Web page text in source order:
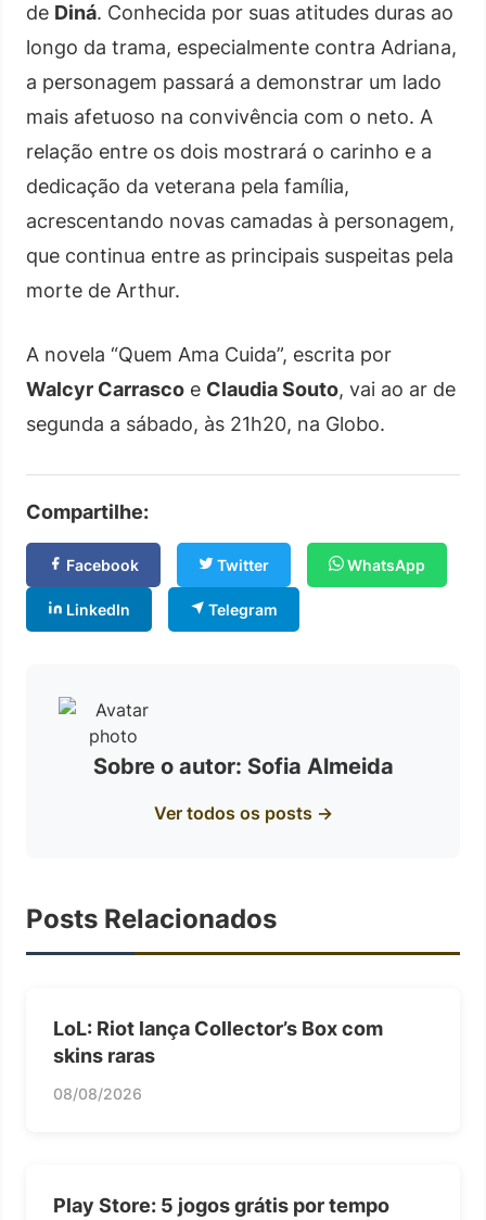
de Diná. Conhecida por suas atitudes duras ao
longo da trama, especialmente contra Adriana,
a personagem passará a demonstrar um lado
mais afetuoso na convivência com o neto. A
relação entre os dois mostrará o carinho e a
dedicação da veterana pela família,
acrescentando novas camadas à personagem,
que continua entre as principais suspeitas pela
morte de Arthur.
A novela “Quem Ama Cuida”, escrita por
Walcyr Carrasco e Claudia Souto, vai ao ar de
segunda a sábado, às 21h20, na Globo.
Compartilhe:
Facebook Twitter WhatsApp
LinkedIn Telegram
Sobre o autor: Sofia Almeida
Ver todos os posts →
Posts Relacionados
LoL: Riot lança Collector’s Box com
skins raras
08/08/2026
Play Store: 5 jogos grátis por tempo